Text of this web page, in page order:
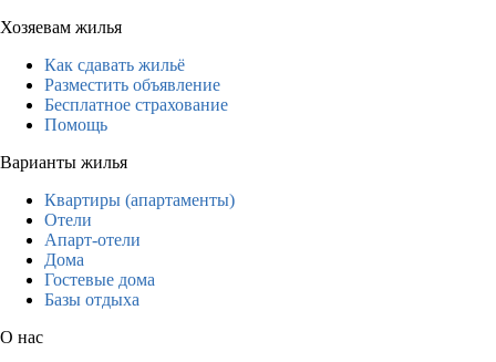
Хозяевам жилья
Как сдавать жильё
Разместить объявление
Бесплатное страхование
Помощь
Варианты жилья
Квартиры (апартаменты)
Отели
Апарт-отели
Дома
Гостевые дома
Базы отдыха
О нас